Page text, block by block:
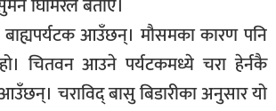
बाह्यपर्यटक आउँछन्। मौसमका कारण पनि
चितवन आउने पर्यटकमध्ये चरा हेर्नकै
चराविद् बासु बिडारीका अनुसार यो